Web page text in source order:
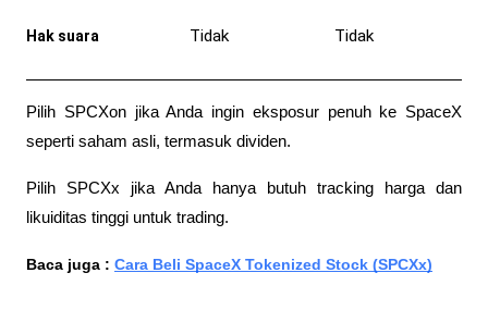
Hak suara Tidak Tidak
Pilih SPCXon jika Anda ingin eksposur penuh ke SpaceX
seperti saham asli, termasuk dividen.
Pilih SPCXx jika Anda hanya butuh tracking harga dan
likuiditas tinggi untuk trading.
Baca juga : Cara Beli SpaceX Tokenized Stock (SPCXx)